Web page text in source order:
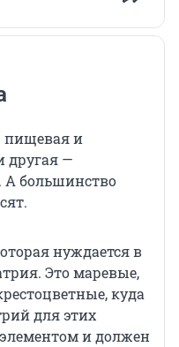
пищевая и
другая —
А большинство
нуждается в
Это маревые,
куда
для этих
и должен